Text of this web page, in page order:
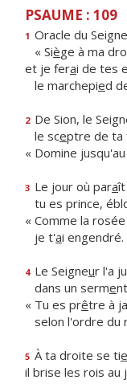
PSAUME : 109
1 Oracle du Seigne
« Siège à ma
et je ferai de tes
le marchepied
2 De Sion, le
le sceptre de ta
« Domine
3 Le jour où paraît
tu es prince,
« Comme la
je t'ai engendré.
4 Le Seigneur l'a
dans un serme
« Tu es prêtre à
selon l'ordre du
5 À ta droite se tie
il brise les rois au